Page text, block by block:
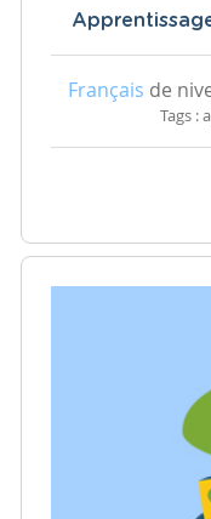
Français de
Tags :